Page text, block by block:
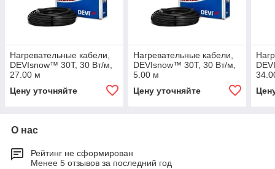
Нагревательные кабели,
DEVIsnow™ 30T, 30 Вт/м,
27.00 м
Цену уточняйте
Нагревательные кабели,
DEVIsnow™ 30T, 30 Вт/м,
5.00 м
Цену уточняйте
О нас
Рейтинг не сформирован
Менее 5 отзывов за последний год